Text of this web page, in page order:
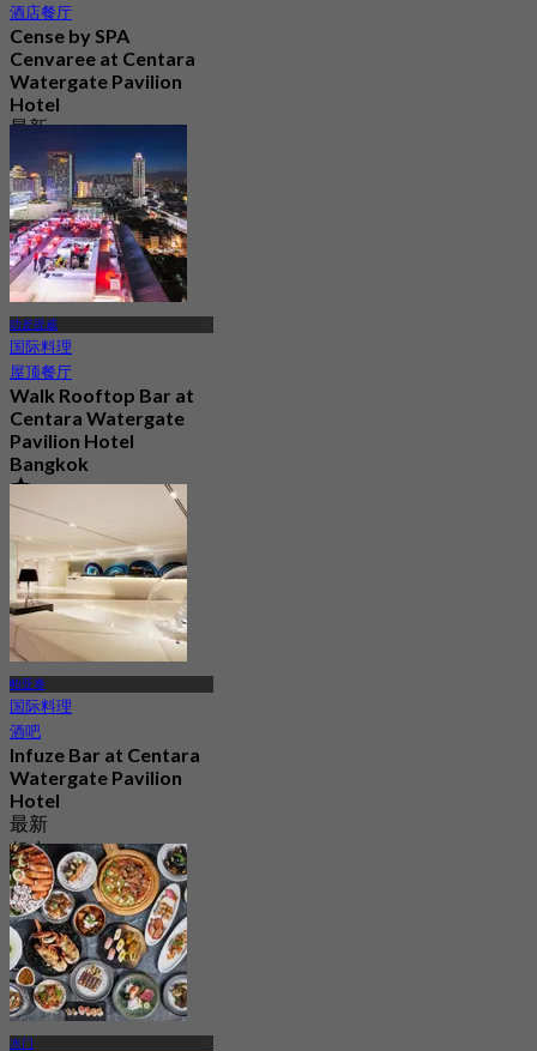
酒店餐厅
Cense by SPA
Cenvaree at Centara
Watergate Pavilion
Hotel
最新
4.5
起฿ 1,299
叻差提威
国际料理
屋顶餐厅
Walk Rooftop Bar at
Centara Watergate
Pavilion Hotel
Bangkok
4.9
601 已预订
起 ฿ 475
帕亚泰
国际料理
酒吧
Infuze Bar at Centara
Watergate Pavilion
Hotel
最新
起฿ 500
水门